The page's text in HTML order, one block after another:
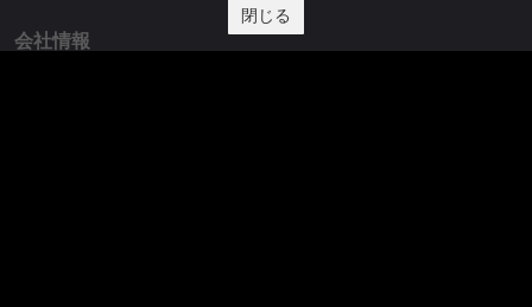
会社情報
閉じる